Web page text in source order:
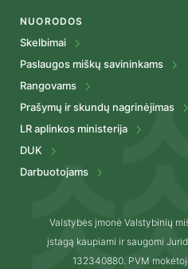
NUORODOS
Skelbimai
Paslaugos miškų savininkams
Rangovams
Prašymų ir skundų nagrinėjimas
LR aplinkos ministerija
DUK
Darbuotojams
Valstybės įmonė Valstybinių
įstagą kaupiami ir saugomi
132340880. PVM